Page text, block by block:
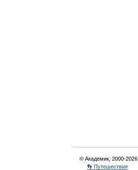
© Академик, 2000-2026
👣 Путешествия